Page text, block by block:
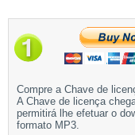
Compre a Chave de
A Chave de licença
permitirá lhe efetuar o
formato MP3.